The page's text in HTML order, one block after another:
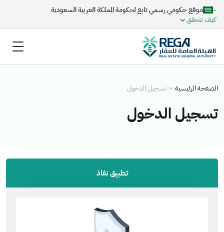
-
موقع حكومي رسمي تابع لحكومة المملكة العربية السعودية
كيف تتحقق
الصفحة الرئيسية تسجيل الدخول
تسجيل الدخول
تطبيق نفاذ